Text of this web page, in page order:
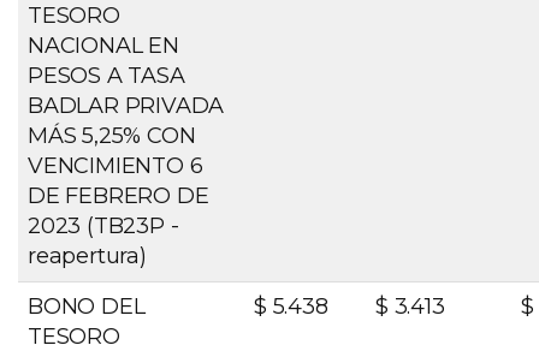
TESORO
NACIONAL EN
PESOS A TASA
BADLAR PRIVADA
MÁS 5,25% CON
VENCIMIENTO 6
DE FEBRERO DE
2023 (TB23P -
reapertura)
BONO DEL
TESORO
$ 5.438 $ 3.413 $